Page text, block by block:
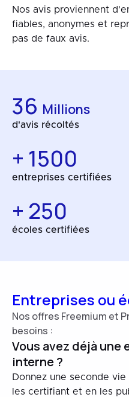
Nos avis proviennent
fiables, anonymes et
pas de faux avis.
36 Millions
d'avis récoltés
+ 1500
entreprises certifiées
+ 250
écoles certifiées
Entreprises ou
Nos offres Freemium et
besoins :
Vous avez déjà une
interne ?
Donnez une seconde
les certifiant et en les